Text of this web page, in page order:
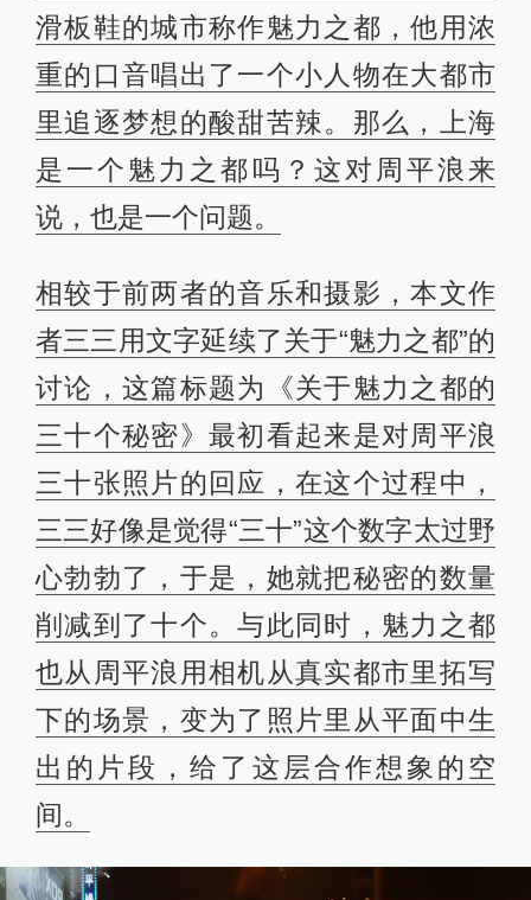
滑板鞋的城市称作魅力之都，他用浓
重的口音唱出了一个小人物在大都市
里追逐梦想的酸甜苦辣。那么，上海
是一个魅力之都吗？这对周平浪来
说，也是一个问题。
相较于前两者的音乐和摄影，本文作
者三三用文字延续了关于“魅力之都”的
讨论，这篇标题为《关于魅力之都的
三十个秘密》最初看起来是对周平浪
三十张照片的回应，在这个过程中，
三三好像是觉得“三十”这个数字太过野
心勃勃了，于是，她就把秘密的数量
削减到了十个。与此同时，魅力之都
也从周平浪用相机从真实都市里拓写
下的场景，变为了照片里从平面中生
出的片段，给了这层合作想象的空
间。